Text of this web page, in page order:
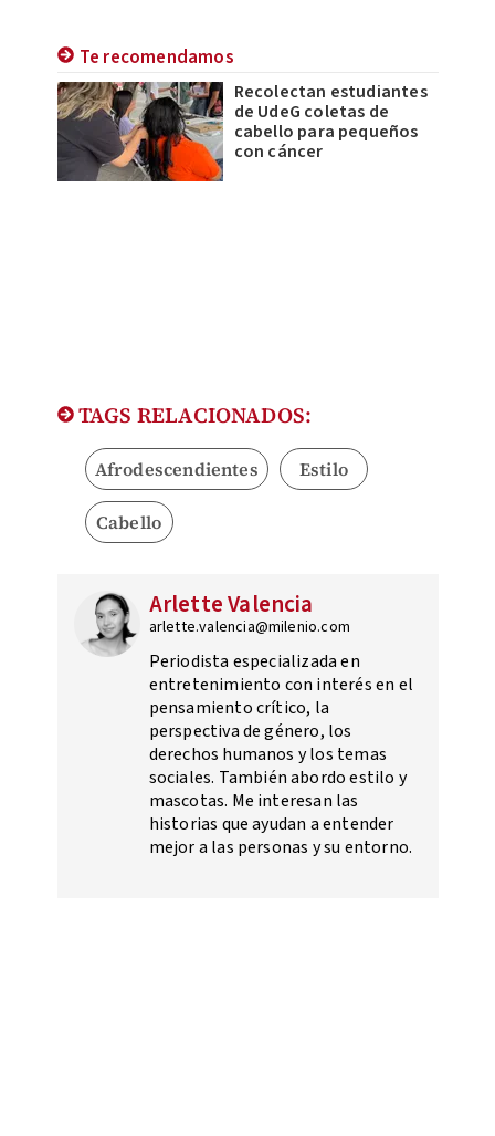
Te recomendamos
Recolectan estudiantes
de UdeG coletas de
cabello para pequeños
con cáncer
TAGS RELACIONADOS:
Afrodescendientes Estilo
Cabello
Arlette Valencia
arlette.valencia@milenio.com
Periodista especializada en
entretenimiento con interés en el
pensamiento crítico, la
perspectiva de género, los
derechos humanos y los temas
sociales. También abordo estilo y
mascotas. Me interesan las
historias que ayudan a entender
mejor a las personas y su entorno.